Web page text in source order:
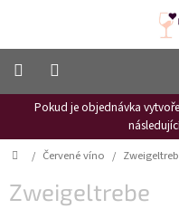
Pokud je objednávka
Frizzante
Růžové
víno
Hroznový
Domů
/ Červené víno /
Zweigeltrebe